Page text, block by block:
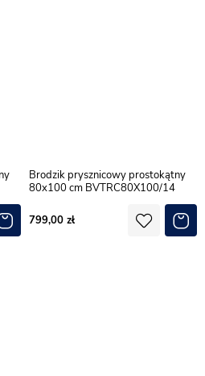
Brodzik prysznicowy prostokątny
80x100 cm BVTRC80X100/14
799,00